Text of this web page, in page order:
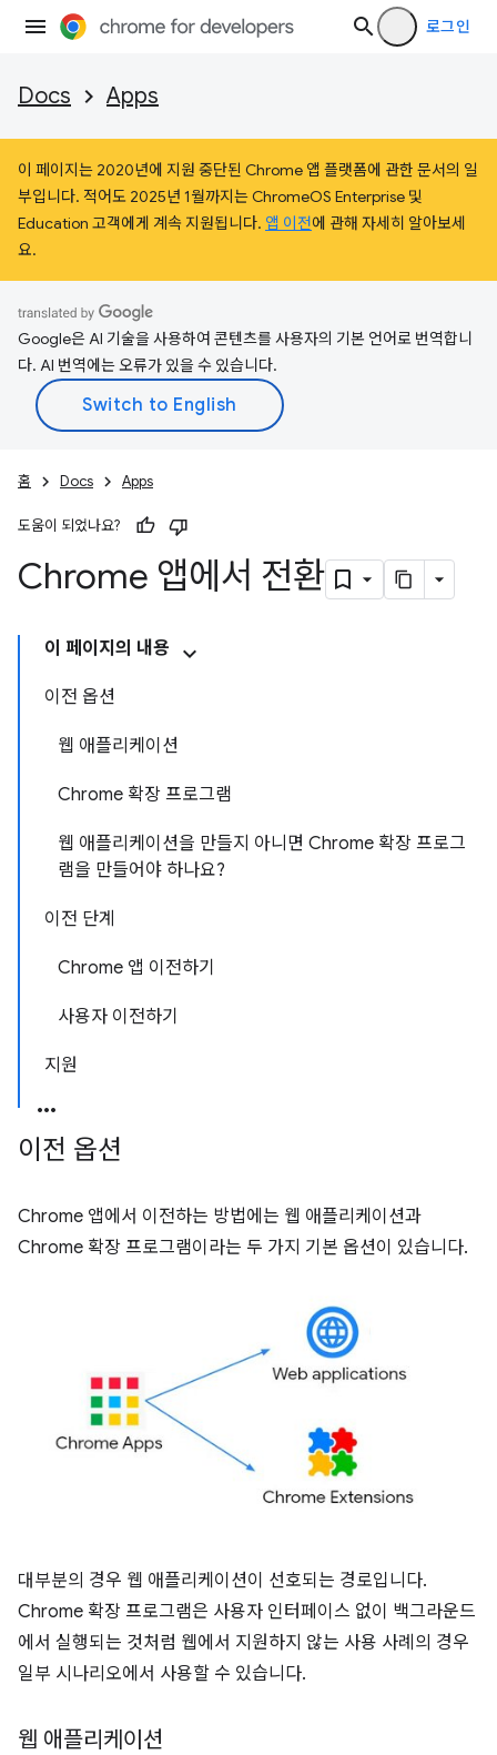
로그인
Docs Apps
이 페이지는 2020년에 지원 중단된 Chrome 앱 플랫폼에 관한 문서의 일
부입니다. 적어도 2025년 1월까지는 ChromeOS Enterprise 및
Education 고객에게 계속 지원됩니다. 앱 이전에 관해 자세히 알아보세
요.
Google은 AI 기술을 사용하여 콘텐츠를 사용자의 기본 언어로 번역합니
다. AI 번역에는 오류가 있을 수 있습니다.
홈 Docs Apps
도움이 되었나요?
Chrome 앱에서 전환
이 페이지의 내용
이전 옵션
웹 애플리케이션
Chrome 확장 프로그램
웹 애플리케이션을 만들지 아니면 Chrome 확장 프로그
램을 만들어야 하나요?
이전 단계
Chrome 앱 이전하기
사용자 이전하기
지원
이전 옵션
Chrome 앱에서 이전하는 방법에는 웹 애플리케이션과
Chrome 확장 프로그램이라는 두 가지 기본 옵션이 있습니다.
대부분의 경우 웹 애플리케이션이 선호되는 경로입니다.
Chrome 확장 프로그램은 사용자 인터페이스 없이 백그라운드
에서 실행되는 것처럼 웹에서 지원하지 않는 사용 사례의 경우
일부 시나리오에서 사용할 수 있습니다.
웹 애플리케이션